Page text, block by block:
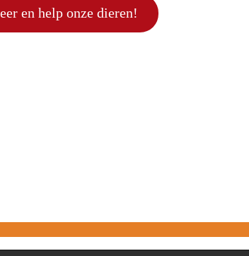
en help onze dieren!